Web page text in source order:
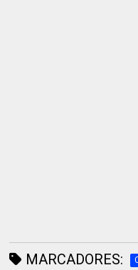
MARCADORES: